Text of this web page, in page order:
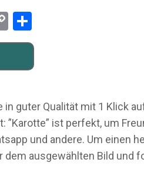
Copy
Link
guter Qualität mit 1 Klick
ist perfekt, um
und andere. Um
ausgewählten Bild und